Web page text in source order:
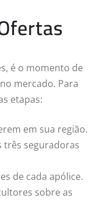
é o momento de
mercado. Para
etapas:
em sua região.
três seguradoras
de cada apólice.
sobre as